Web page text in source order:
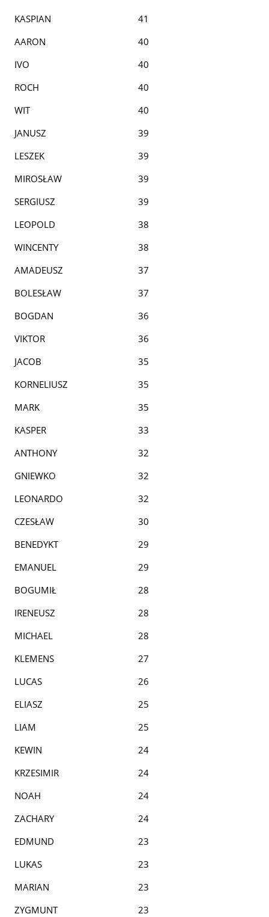
KASPIAN
41
AARON
40
IVO
40
ROCH
40
WIT
40
JANUSZ
39
LESZEK
39
MIROSŁAW
39
SERGIUSZ
39
LEOPOLD
38
WINCENTY
38
AMADEUSZ
37
BOLESŁAW
37
BOGDAN
36
VIKTOR
36
JACOB
35
KORNELIUSZ
35
MARK
35
KASPER
33
ANTHONY
32
GNIEWKO
32
LEONARDO
32
CZESŁAW
30
BENEDYKT
29
EMANUEL
29
BOGUMIŁ
28
IRENEUSZ
28
MICHAEL
28
KLEMENS
27
LUCAS
26
ELIASZ
25
LIAM
25
KEWIN
24
KRZESIMIR
24
NOAH
24
ZACHARY
24
EDMUND
23
LUKAS
23
MARIAN
23
ZYGMUNT
23